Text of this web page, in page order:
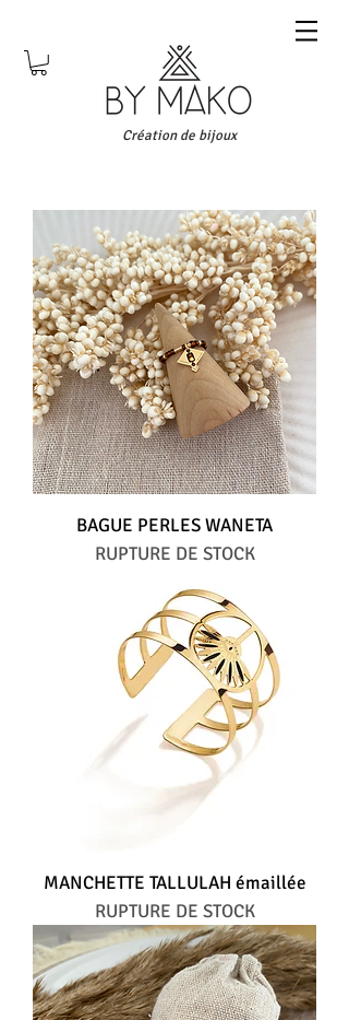
Création de bijoux
BAGUE PERLES WANETA
RUPTURE DE STOCK
MANCHETTE TALLULAH émaillée
RUPTURE DE STOCK